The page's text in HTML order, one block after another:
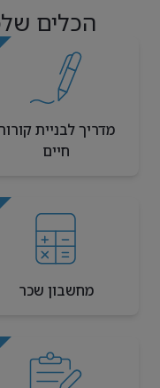
הכלים
מדריך לבניית
חיים
מחשבון שכר